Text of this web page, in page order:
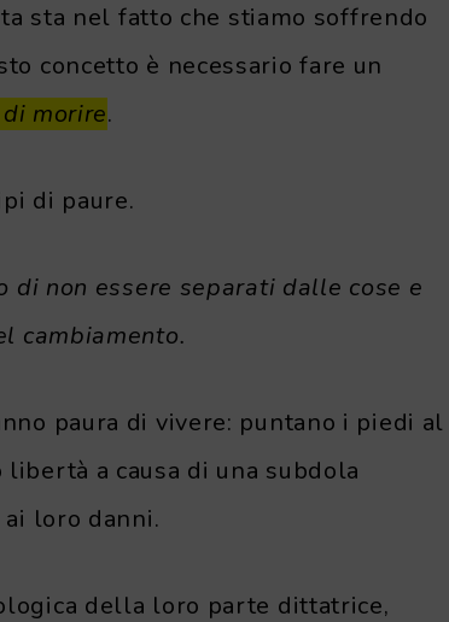
sta nel fatto che stiamo soffrendo
concetto è necessario fare un
morire.
di paure.
di non essere separati dalle cose e
cambiamento.
paura di vivere: puntano i piedi al
a causa di una subdola
loro danni.
della loro parte dittatrice,